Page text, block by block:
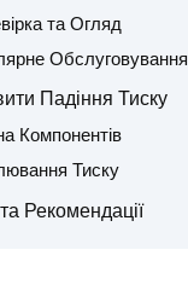
та Огляд
Обслуговування
Падіння Тиску
Компонентів
Тиску
Рекомендації